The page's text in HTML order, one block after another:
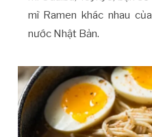
mì Ramen khác nhau
nước Nhật Bản.